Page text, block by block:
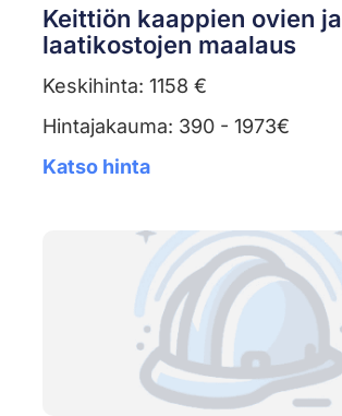
Keittiön kaappien ovien ja
laatikostojen maalaus
Keskihinta: 1158 €
Hintajakauma: 390 - 1973€
Katso hinta